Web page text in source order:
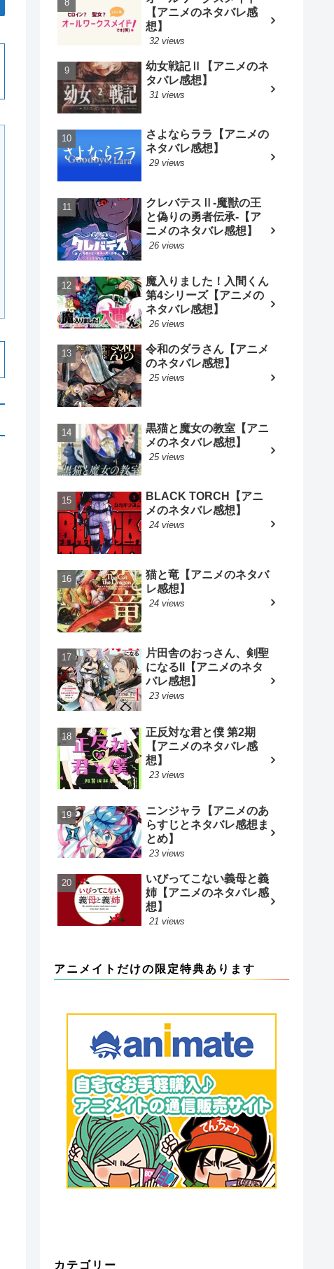
【アニメのネタバレ感
想】
32 views
幼女戦記Ⅱ【アニメのネ
タバレ感想】
31 views
さよならララ【アニメの
ネタバレ感想】
29 views
クレバテスⅡ-魔獣の王
と偽りの勇者伝承-【ア
ニメのネタバレ感想】
26 views
魔入りました！入間くん
第4シリーズ【アニメの
ネタバレ感想】
26 views
令和のダラさん【アニメ
のネタバレ感想】
25 views
黒猫と魔女の教室【アニ
メのネタバレ感想】
25 views
BLACK TORCH【アニ
メのネタバレ感想】
24 views
猫と竜【アニメのネタバ
レ感想】
24 views
片田舎のおっさん、剣聖
になるII【アニメのネタ
バレ感想】
23 views
正反対な君と僕 第2期
【アニメのネタバレ感
想】
23 views
ニンジャラ【アニメのあ
らすじとネタバレ感想ま
とめ】
23 views
いびってこない義母と義
姉【アニメのネタバレ感
想】
21 views
アニメイトだけの限定特典あります
カテゴリー